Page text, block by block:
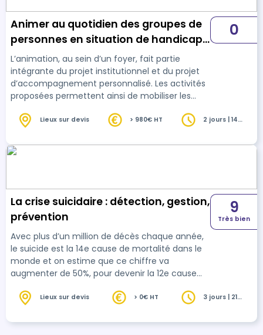
Animer au quotidien des groupes de
personnes en situation de handicap
- Inter
L’animation, au sein d’un foyer, fait partie
intégrante du projet institutionnel et du projet
d’accompagnement personnalisé. Les activités
proposées permettent ainsi de mobiliser les
personne. Leurs buts sont multiples : favoriser
entretenir le lien social etc. L’organisation
d’animation pour les personnes en situation de
0
Lieux sur devis > 980€ HT
2 jours | 14
La crise suicidaire : détection, gestion,
prévention
Avec plus d’un million de décès chaque année,
le suicide est la 14e cause de mortalité dans le
monde et on estime que ce chiffre va
augmenter de 50%, pour devenir la 12e cause
précipitants permet de repérer la crise
prévenir. Être formé au risque suicidaire, c’est
9
Très bien
Lieux sur devis > 0€ HT
3 jours | 21